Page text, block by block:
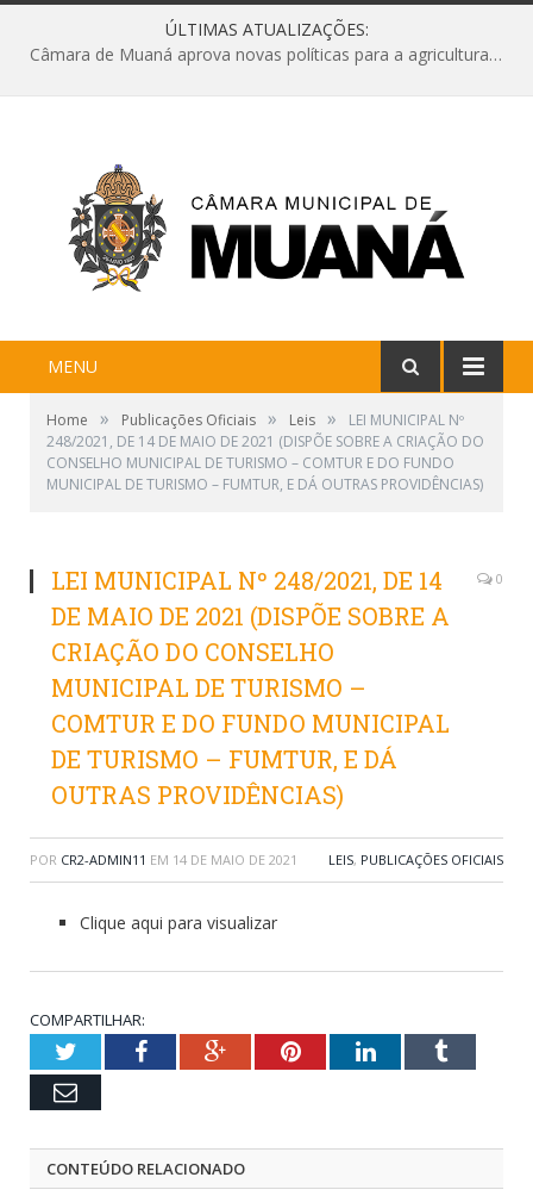
ÚLTIMAS ATUALIZAÇÕES:
Câmara de Muaná aprova novas políticas para a agricultura e solicita reforma da Ponte do Reduto
MENU
Home » Publicações Oficiais » Leis »
LEI MUNICIPAL Nº
248/2021, DE 14 DE MAIO DE 2021 (DISPÕE SOBRE A CRIAÇÃO DO
CONSELHO MUNICIPAL DE TURISMO – COMTUR E DO FUNDO
MUNICIPAL DE TURISMO – FUMTUR, E DÁ OUTRAS PROVIDÊNCIAS)
LEI MUNICIPAL Nº 248/2021, DE 14
DE MAIO DE 2021 (DISPÕE SOBRE A
CRIAÇÃO DO CONSELHO
MUNICIPAL DE TURISMO –
COMTUR E DO FUNDO MUNICIPAL
DE TURISMO – FUMTUR, E DÁ
OUTRAS PROVIDÊNCIAS)
0
POR CR2-ADMIN11 EM 14 DE MAIO DE 2021 LEIS, PUBLICAÇÕES OFICIAIS
Clique aqui para visualizar
COMPARTILHAR:
TwitterFacebookGoogle+PinterestLinkedInTumblr
Email
CONTEÚDO RELACIONADO